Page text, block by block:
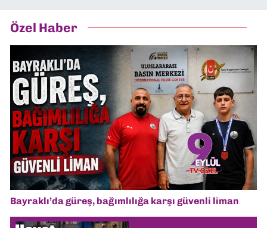
Özel Haber
Bayraklı’da güreş, bağımlılığa karşı güvenli liman